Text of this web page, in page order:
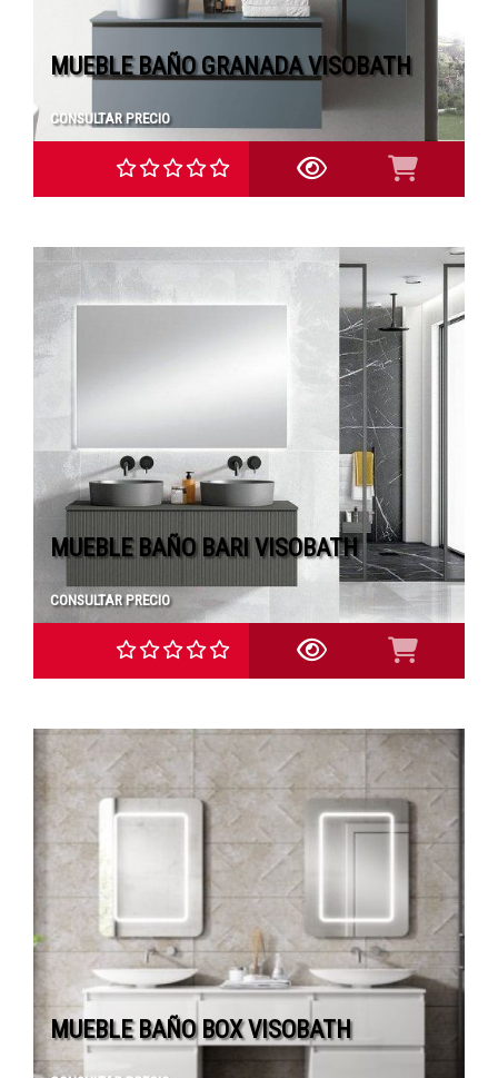
MUEBLE BAÑO GRANADA VISOBATH
CONSULTAR PRECIO
MUEBLE BAÑO BARI VISOBATH
CONSULTAR PRECIO
MUEBLE BAÑO BOX VISOBATH